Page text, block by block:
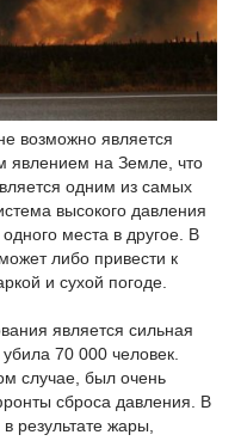
возможно является
явлением на Земле, что
одним из самых
высокого давления
места в другое. В
либо привести к
и сухой погоде.
является сильная
70 000 человек.
случае, был очень
сброса давления. В
результате жары,